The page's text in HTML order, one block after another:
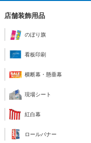
店舗装飾用品
のぼり旗
看板印刷
横断幕・懸垂幕
現場シート
紅白幕
ロールバナー